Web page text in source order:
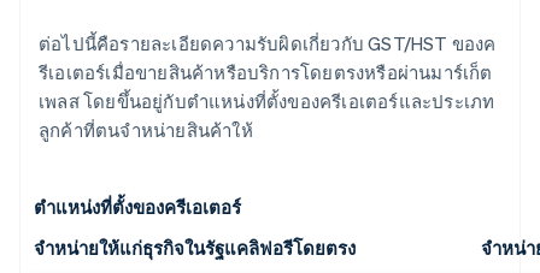
ต่อไปนี้คือรายละเอียดความรับผิดเกี่ยวกับ GST/HST ของค
รีเอเตอร์เมื่อขายสินค้าหรือบริการโดยตรงหรือผ่านมาร์เก็ต
เพลส โดยขึ้นอยู่กับตำแหน่งที่ตั้งของครีเอเตอร์และประเภท
ลูกค้าที่ตนจําหน่ายสินค้าให้
ตำแหน่งที่ตั้งของครีเอเตอร์
จําหน่ายให้แก่ธุรกิจในรัฐแคลิฟอรีโดยตรง
จําหน่